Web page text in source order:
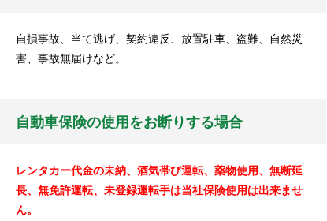
自損事故、当て逃げ、契約違反、放置駐車、盗難、自然災
害、事故無届けなど。
自動車保険の使用をお断りする場合
レンタカー代金の未納、酒気帯び運転、薬物使用、無断延
長、無免許運転、未登録運転手は当社保険使用は出来ませ
ん。